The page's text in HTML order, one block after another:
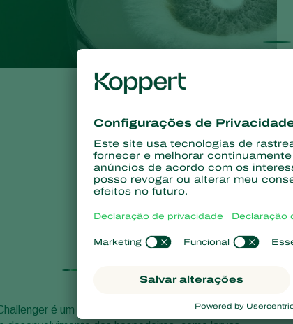
é um fungo entomopatogênico, que atua